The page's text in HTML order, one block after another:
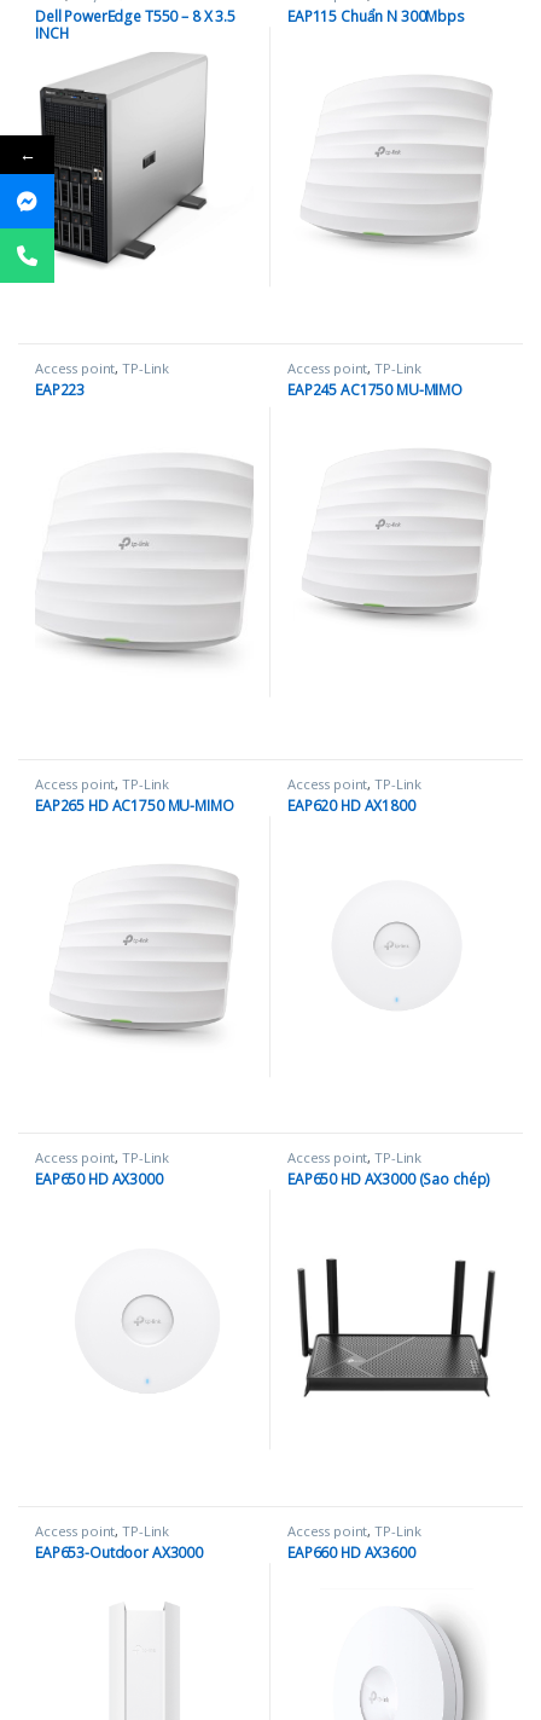
Dell PowerEdge T550 – 8 X 3.5
INCH
EAP115 Chuẩn N 300Mbps
Access point,TP-Link
EAP223
Access point,TP-Link
EAP245 AC1750 MU-MIMO
Access point,TP-Link
EAP265 HD AC1750 MU-MIMO
Access point,TP-Link
EAP620 HD AX1800
Access point,TP-Link
EAP650 HD AX3000
Access point,TP-Link
EAP650 HD AX3000 (Sao chép)
Access point,TP-Link
EAP653-Outdoor AX3000
Access point,TP-Link
EAP660 HD AX3600
←